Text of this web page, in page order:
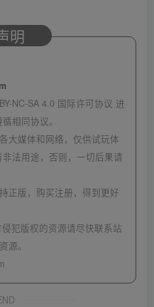
明
NC-SA 4.0 国际许可协议 进
相同协议。
大媒体和网络，仅供试玩体
法用途，否则，一切后果请
正版，购买注册，得到更好
犯版权的资源请尽快联系站
源。